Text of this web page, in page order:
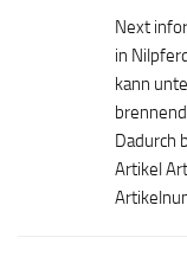
Next
in
kann
Dadurch
Artikel